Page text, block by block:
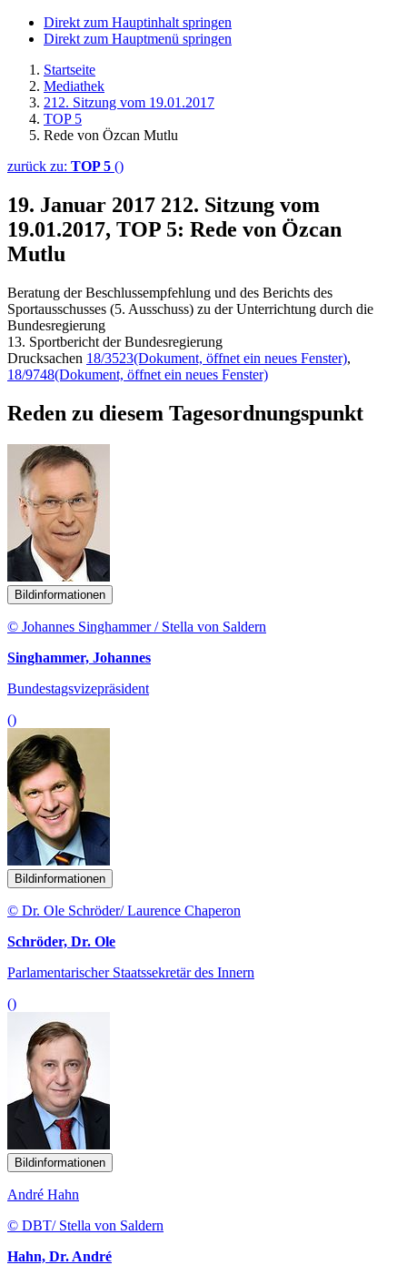
Direkt zum Hauptinhalt springen
Direkt zum Hauptmenü springen
Startseite
Mediathek
212. Sitzung vom 19.01.2017
TOP 5
Rede von Özcan Mutlu
zurück zu: TOP 5 ()
19. Januar 2017 212. Sitzung vom
19.01.2017, TOP 5: Rede von Özcan
Mutlu
Beratung der Beschlussempfehlung und des Berichts des
Sportausschusses (5. Ausschuss) zu der Unterrichtung durch die
Bundesregierung
13. Sportbericht der Bundesregierung
Drucksachen 18/3523(Dokument, öffnet ein neues Fenster),
18/9748(Dokument, öffnet ein neues Fenster)
Reden zu diesem Tagesordnungspunkt
Bildinformationen
© Johannes Singhammer / Stella von Saldern
Singhammer, Johannes
Bundestagsvizepräsident
()
Bildinformationen
© Dr. Ole Schröder/ Laurence Chaperon
Schröder, Dr. Ole
Parlamentarischer Staatssekretär des Innern
()
Bildinformationen
André Hahn
© DBT/ Stella von Saldern
Hahn, Dr. André